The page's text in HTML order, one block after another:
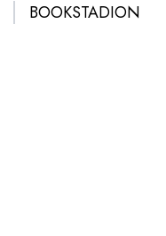
BOOKSTADION